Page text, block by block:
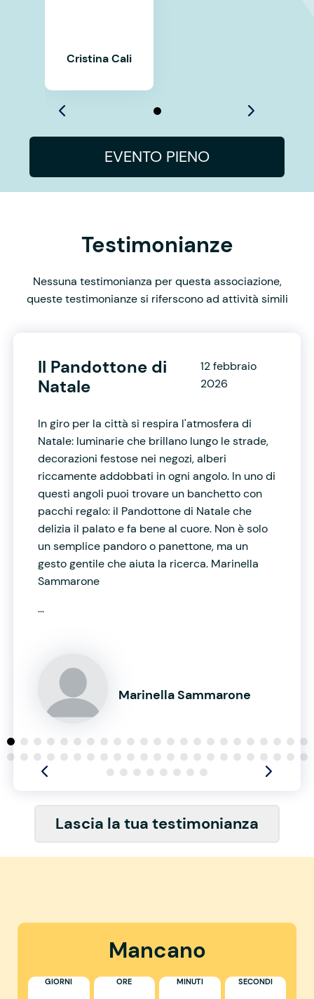
Cristina Cali
EVENTO PIENO
Testimonianze
Nessuna testimonianza per questa associazione,
queste testimonianze si riferscono ad attività simili
Il Pandottone di
Natale
12 febbraio
2026
In giro per la città si respira l'atmosfera di
Natale: luminarie che brillano lungo le strade,
decorazioni festose nei negozi, alberi
riccamente addobbati in ogni angolo. In uno di
questi angoli puoi trovare un banchetto con
pacchi regalo: il Pandottone di Natale che
delizia il palato e fa bene al cuore. Non è solo
un semplice pandoro o panettone, ma un
gesto gentile che aiuta la ricerca. Marinella
Sammarone
...
Marinella Sammarone
Lascia la tua testimonianza
Mancano
GIORNI ORE MINUTI SECONDI